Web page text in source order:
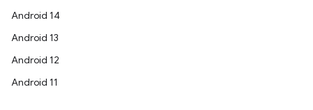
Android 14
Android 13
Android 12
Android 11